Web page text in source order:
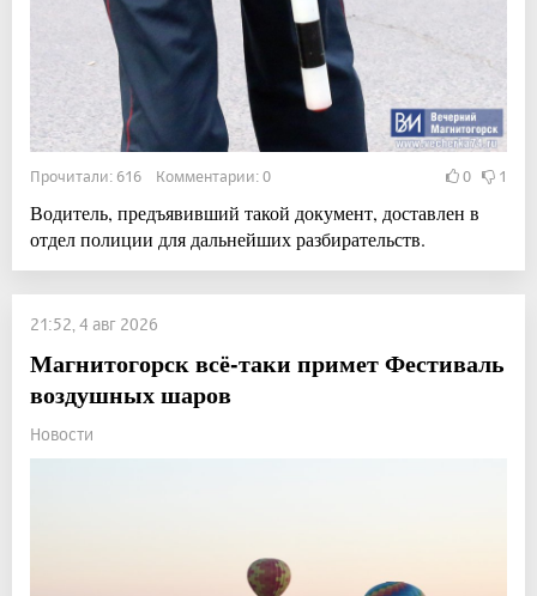
Прочитали: 616 Комментарии: 0 0 1
Водитель, предъявивший такой документ, доставлен в
отдел полиции для дальнейших разбирательств.
21:52, 4 авг 2026
Магнитогорск всё-таки примет Фестиваль
воздушных шаров
Новости